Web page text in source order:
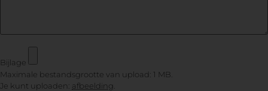
Bijlage
Maximale bestandsgrootte van upload: 1 MB.
Je kunt uploaden: afbeelding